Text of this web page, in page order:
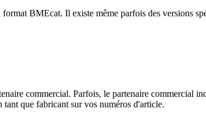
BMEcat. Il existe même parfois des
commercial. Parfois, le partenaire commercial
tant que fabricant sur vos numéros d'article.